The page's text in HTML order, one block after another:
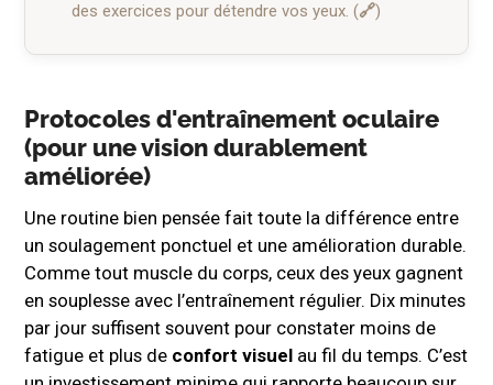
des exercices pour détendre vos yeux.
Protocoles d'entraînement oculaire
(pour une vision durablement
améliorée)
Une routine bien pensée fait toute la différence entre
un soulagement ponctuel et une amélioration durable.
Comme tout muscle du corps, ceux des yeux gagnent
en souplesse avec l’entraînement régulier. Dix minutes
par jour suffisent souvent pour constater moins de
fatigue et plus de confort visuel au fil du temps. C’est